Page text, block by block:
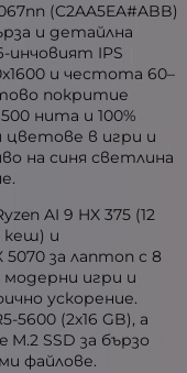
(C2AA5EA#ABB)
и детайлна
инчовият IPS
и честота 60–
покритие
нита и 100%
цветове в игри и
на синя светлина
AI 9 HX 375 (12
кеш) и
5070 за лаптоп с 8
модерни игри и
ускорение.
(2x16 GB), а
M.2 SSD за бързо
файлове.